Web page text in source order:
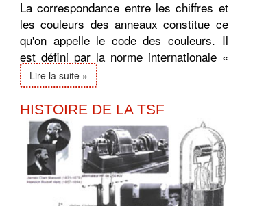
La correspondance entre les chiffres et
les couleurs des anneaux constitue ce
qu'on appelle le code des couleurs. Il
est défini par la norme internationale «
CEI 60757 » ...
Lire la suite »
HISTOIRE DE LA TSF